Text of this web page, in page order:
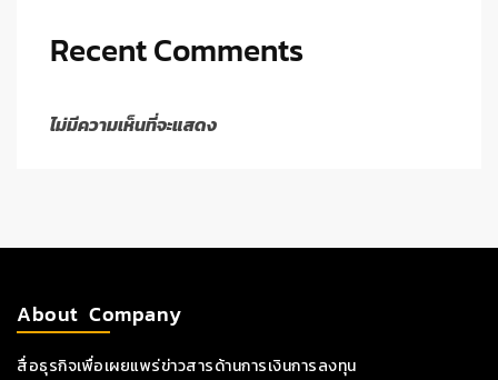
Recent Comments
ไม่มีความเห็นที่จะแสดง
About Company
สื่อธุรกิจเพื่อเผยแพร่ข่าวสารด้านการเงินการลงทุน